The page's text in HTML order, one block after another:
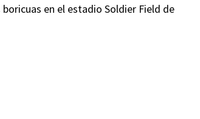
en el estadio Soldier Field de